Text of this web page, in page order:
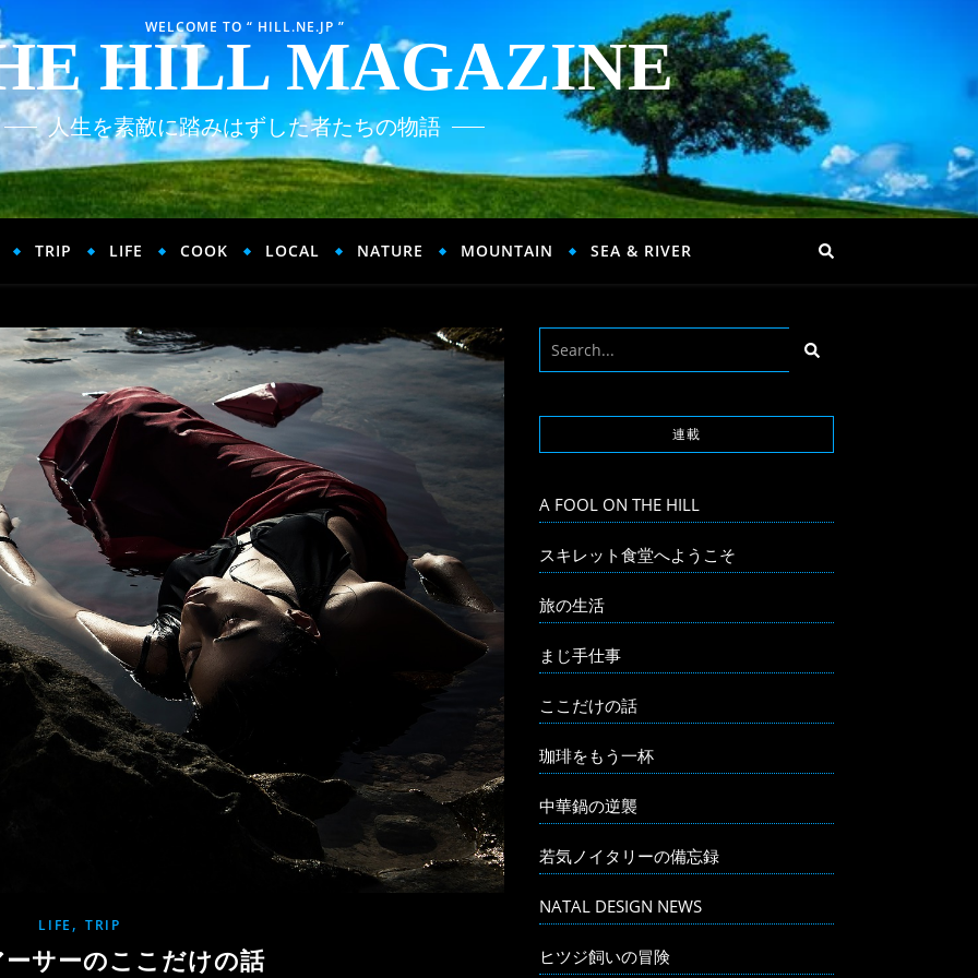
WELCOME TO “ HILL.NE.JP ”
HILL MAGAZINE
人生を素敵に踏みはずした者たちの物語
TRIP LIFE COOK LOCAL NATURE MOUNTAIN SEA & RIVER
LIFE , TRIP
サーのここだけの話
連載
A FOOL ON THE HILL
スキレット食堂へようこそ
旅の生活
まじ手仕事
ここだけの話
珈琲をもう一杯
中華鍋の逆襲
若気ノイタリーの備忘録
NATAL DESIGN NEWS
ヒツジ飼いの冒険